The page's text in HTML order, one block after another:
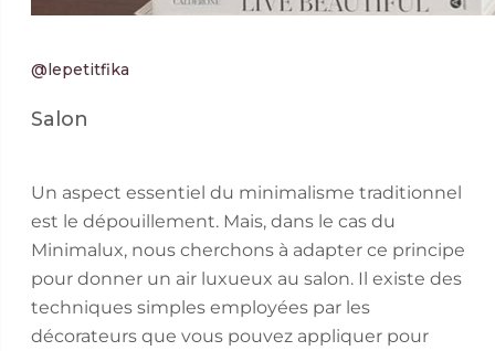
@lepetitfika
Salon
Un aspect essentiel du minimalisme traditionnel
est le dépouillement. Mais, dans le cas du
Minimalux, nous cherchons à adapter ce principe
pour donner un air luxueux au salon. Il existe des
techniques simples employées par les
décorateurs que vous pouvez appliquer pour